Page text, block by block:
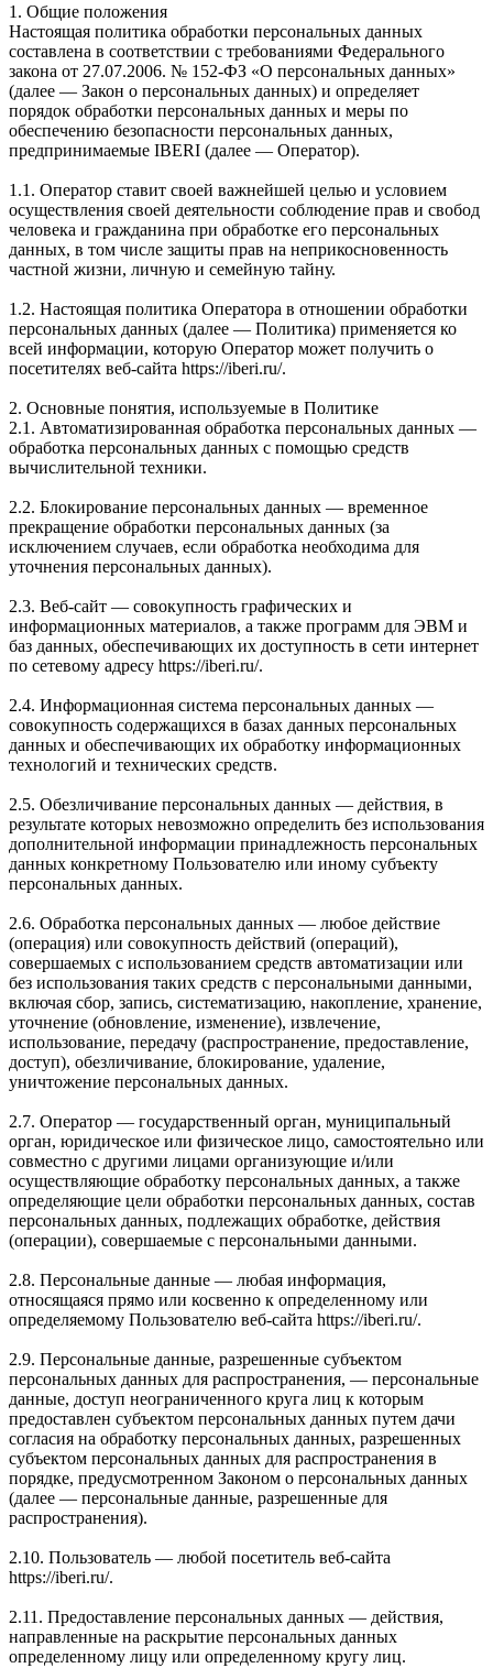
1. Общие положения
Настоящая политика обработки персональных данных
составлена в соответствии с требованиями Федерального
закона от 27.07.2006. № 152-ФЗ «О персональных данных»
(далее — Закон о персональных данных) и определяет
порядок обработки персональных данных и меры по
обеспечению безопасности персональных данных,
предпринимаемые IBERI (далее — Оператор).
1.1. Оператор ставит своей важнейшей целью и условием
осуществления своей деятельности соблюдение прав и свобод
человека и гражданина при обработке его персональных
данных, в том числе защиты прав на неприкосновенность
частной жизни, личную и семейную тайну.
1.2. Настоящая политика Оператора в отношении обработки
персональных данных (далее — Политика) применяется ко
всей информации, которую Оператор может получить о
посетителях веб-сайта https://iberi.ru/.
2. Основные понятия, используемые в Политике
2.1. Автоматизированная обработка персональных данных —
обработка персональных данных с помощью средств
вычислительной техники.
2.2. Блокирование персональных данных — временное
прекращение обработки персональных данных (за
исключением случаев, если обработка необходима для
уточнения персональных данных).
2.3. Веб-сайт — совокупность графических и
информационных материалов, а также программ для ЭВМ и
баз данных, обеспечивающих их доступность в сети интернет
по сетевому адресу https://iberi.ru/.
2.4. Информационная система персональных данных —
совокупность содержащихся в базах данных персональных
данных и обеспечивающих их обработку информационных
технологий и технических средств.
2.5. Обезличивание персональных данных — действия, в
результате которых невозможно определить без использования
дополнительной информации принадлежность персональных
данных конкретному Пользователю или иному субъекту
персональных данных.
2.6. Обработка персональных данных — любое действие
(операция) или совокупность действий (операций),
совершаемых с использованием средств автоматизации или
без использования таких средств с персональными данными,
включая сбор, запись, систематизацию, накопление, хранение,
уточнение (обновление, изменение), извлечение,
использование, передачу (распространение, предоставление,
доступ), обезличивание, блокирование, удаление,
уничтожение персональных данных.
2.7. Оператор — государственный орган, муниципальный
орган, юридическое или физическое лицо, самостоятельно или
совместно с другими лицами организующие и/или
осуществляющие обработку персональных данных, а также
определяющие цели обработки персональных данных, состав
персональных данных, подлежащих обработке, действия
(операции), совершаемые с персональными данными.
2.8. Персональные данные — любая информация,
относящаяся прямо или косвенно к определенному или
определяемому Пользователю веб-сайта https://iberi.ru/.
2.9. Персональные данные, разрешенные субъектом
персональных данных для распространения, — персональные
данные, доступ неограниченного круга лиц к которым
предоставлен субъектом персональных данных путем дачи
согласия на обработку персональных данных, разрешенных
субъектом персональных данных для распространения в
порядке, предусмотренном Законом о персональных данных
(далее — персональные данные, разрешенные для
распространения).
2.10. Пользователь — любой посетитель веб-сайта
https://iberi.ru/.
2.11. Предоставление персональных данных — действия,
направленные на раскрытие персональных данных
определенному лицу или определенному кругу лиц.